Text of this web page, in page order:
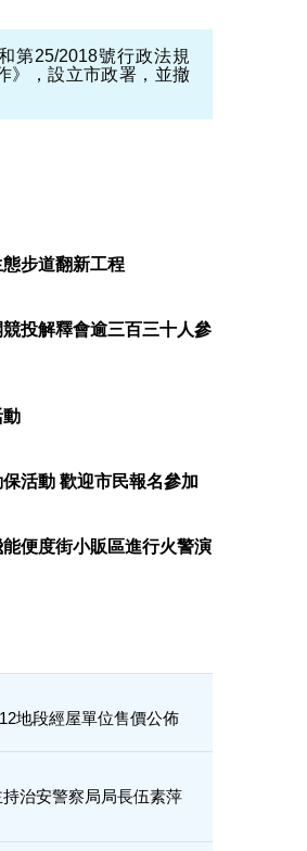
第25/2018號行政法規
》，設立市政署，並撤
步道翻新工程
投解釋會逾三百三十人參
動
活動 歡迎市民報名參加
便度街小販區進行火警演
地段經屋單位售價公佈
治安警察局局長伍素萍